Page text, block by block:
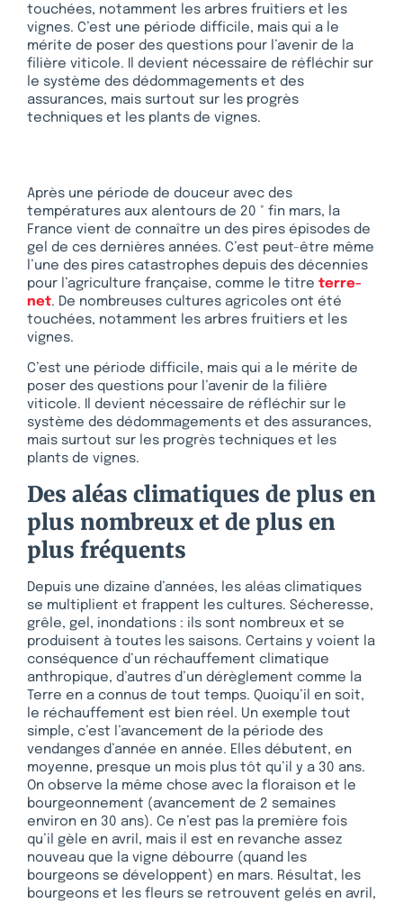
touchées, notamment les arbres fruitiers et les
vignes. C’est une période difficile, mais qui a le
mérite de poser des questions pour l’avenir de la
filière viticole. Il devient nécessaire de réfléchir sur
le système des dédommagements et des
assurances, mais surtout sur les progrès
techniques et les plants de vignes.
Après une période de douceur avec des
températures aux alentours de 20 ° fin mars, la
France vient de connaître un des pires épisodes de
gel de ces dernières années. C’est peut-être même
l’une des pires catastrophes depuis des décennies
pour l’agriculture française, comme le titre terre-
net. De nombreuses cultures agricoles ont été
touchées, notamment les arbres fruitiers et les
vignes.
C’est une période difficile, mais qui a le mérite de
poser des questions pour l’avenir de la filière
viticole. Il devient nécessaire de réfléchir sur le
système des dédommagements et des assurances,
mais surtout sur les progrès techniques et les
plants de vignes.
Des aléas climatiques de plus en
plus nombreux et de plus en
plus fréquents
Depuis une dizaine d’années, les aléas climatiques
se multiplient et frappent les cultures. Sécheresse,
grêle, gel, inondations : ils sont nombreux et se
produisent à toutes les saisons. Certains y voient la
conséquence d’un réchauffement climatique
anthropique, d’autres d’un dérèglement comme la
Terre en a connus de tout temps. Quoiqu’il en soit,
le réchauffement est bien réel. Un exemple tout
simple, c’est l’avancement de la période des
vendanges d’année en année. Elles débutent, en
moyenne, presque un mois plus tôt qu’il y a 30 ans.
On observe la même chose avec la floraison et le
bourgeonnement (avancement de 2 semaines
environ en 30 ans). Ce n’est pas la première fois
qu’il gèle en avril, mais il est en revanche assez
nouveau que la vigne débourre (quand les
bourgeons se développent) en mars. Résultat, les
bourgeons et les fleurs se retrouvent gelés en avril,